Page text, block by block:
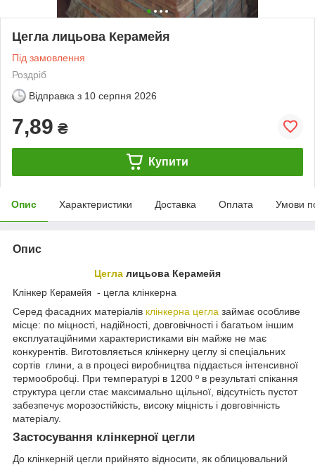
Цегла лицьова Керамейя
Під замовлення
Роздріб
Відправка з 10 серпня 2026
7,89 ₴
Купити
Опис Характеристики Доставка Оплата Умови
Опис
Цегла лицьова Керамейя
Клінкер Керамейя - цегла клінкерна
Серед фасадних матеріалів клінкерна цегла займає особливе
місце: по міцності, надійності, довговічності і багатьом іншим
експлуатаційними характеристиками він майже не має
конкурентів. Виготовляється клінкерну цеглу зі спеціальних
сортів глини, а в процесі виробництва піддається інтенсивної
термообробці. При температурі в 1200 º в результаті спікання
структура цегли стає максимально щільної, відсутність пустот
забезпечує морозостійкість, високу міцність і довговічність
матеріалу.
Застосування клінкерної цегли
До клінкерній цегли прийнято відносити, як облицювальний